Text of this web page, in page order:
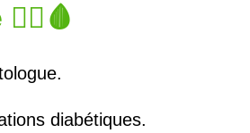
diabétiques.